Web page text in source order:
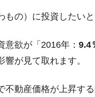
もの）に投資したい
意欲が「2016年： 9.4
が見て取れます。
不動産価格が上昇す